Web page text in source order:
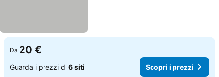
Da 20 €
Guarda i prezzi di 6 siti Scopri i prezzi